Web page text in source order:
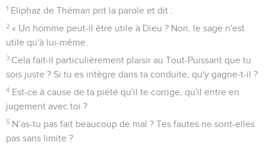
1 Eliphaz de Théman prit la parole et dit :
2 « Un homme peut-il être utile à Dieu ? Non, le sage n'est
utile qu'à lui-même.
3 Cela fait-il particulièrement plaisir au Tout-Puissant que tu
sois juste ? Si tu es intègre dans ta conduite, qu'y gagne-t-il ?
4 Est-ce à cause de ta piété qu'il te corrige, qu'il entre en
jugement avec toi ?
5 N’as-tu pas fait beaucoup de mal ? Tes fautes ne sont-elles
pas sans limite ?